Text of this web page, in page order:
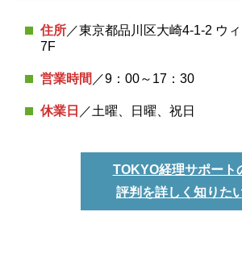
住所／東京都品川区大崎4-1-2 ウ
7F
営業時間 ／9：00～17：30
休業日 ／土曜、日曜、祝日
TOKYO経理サポート
評判を詳しく知りた